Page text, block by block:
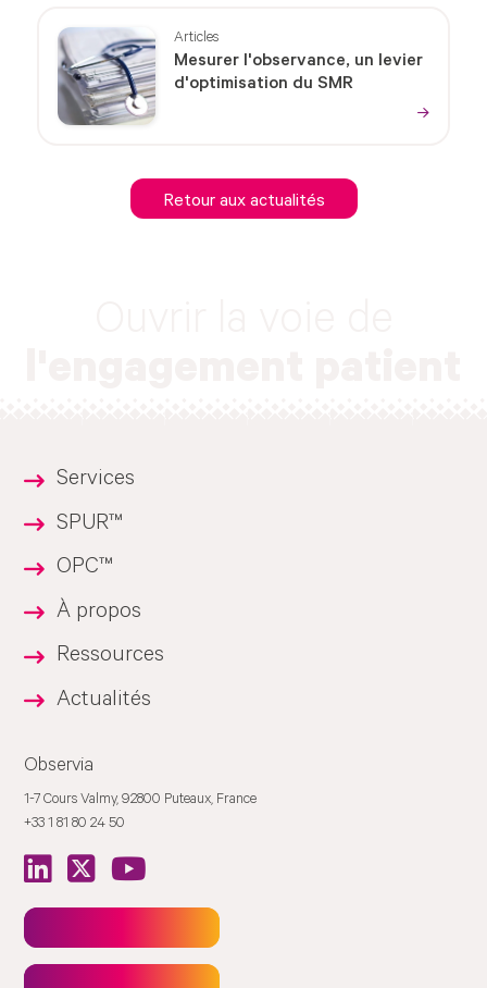
Articles
Mesurer l'observance, un levier
d'optimisation du SMR
Retour aux actualités
Services
SPUR™
OPC™
À propos
Ressources
Actualités
Observia
1-7 Cours Valmy, 92800 Puteaux, France
+33 1 81 80 24 50